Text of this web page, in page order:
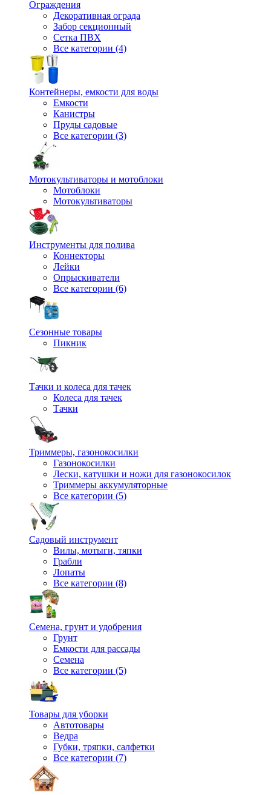
Ограждения
Декоративная ограда
Забор секционный
Сетка ПВХ
Все категории (4)
Контейнеры, емкости для воды
Емкости
Канистры
Пруды садовые
Все категории (3)
Мотокультиваторы и мотоблоки
Мотоблоки
Мотокультиваторы
Инструменты для полива
Коннекторы
Лейки
Опрыскиватели
Все категории (6)
Сезонные товары
Пикник
Тачки и колеса для тачек
Колеса для тачек
Тачки
Триммеры, газонокосилки
Газонокосилки
Лески, катушки и ножи для газонокосилок
Триммеры аккумуляторные
Все категории (5)
Садовый инструмент
Вилы, мотыги, тяпки
Грабли
Лопаты
Все категории (8)
Семена, грунт и удобрения
Грунт
Емкости для рассады
Семена
Все категории (5)
Товары для уборки
Автотовары
Ведра
Губки, тряпки, салфетки
Все категории (7)